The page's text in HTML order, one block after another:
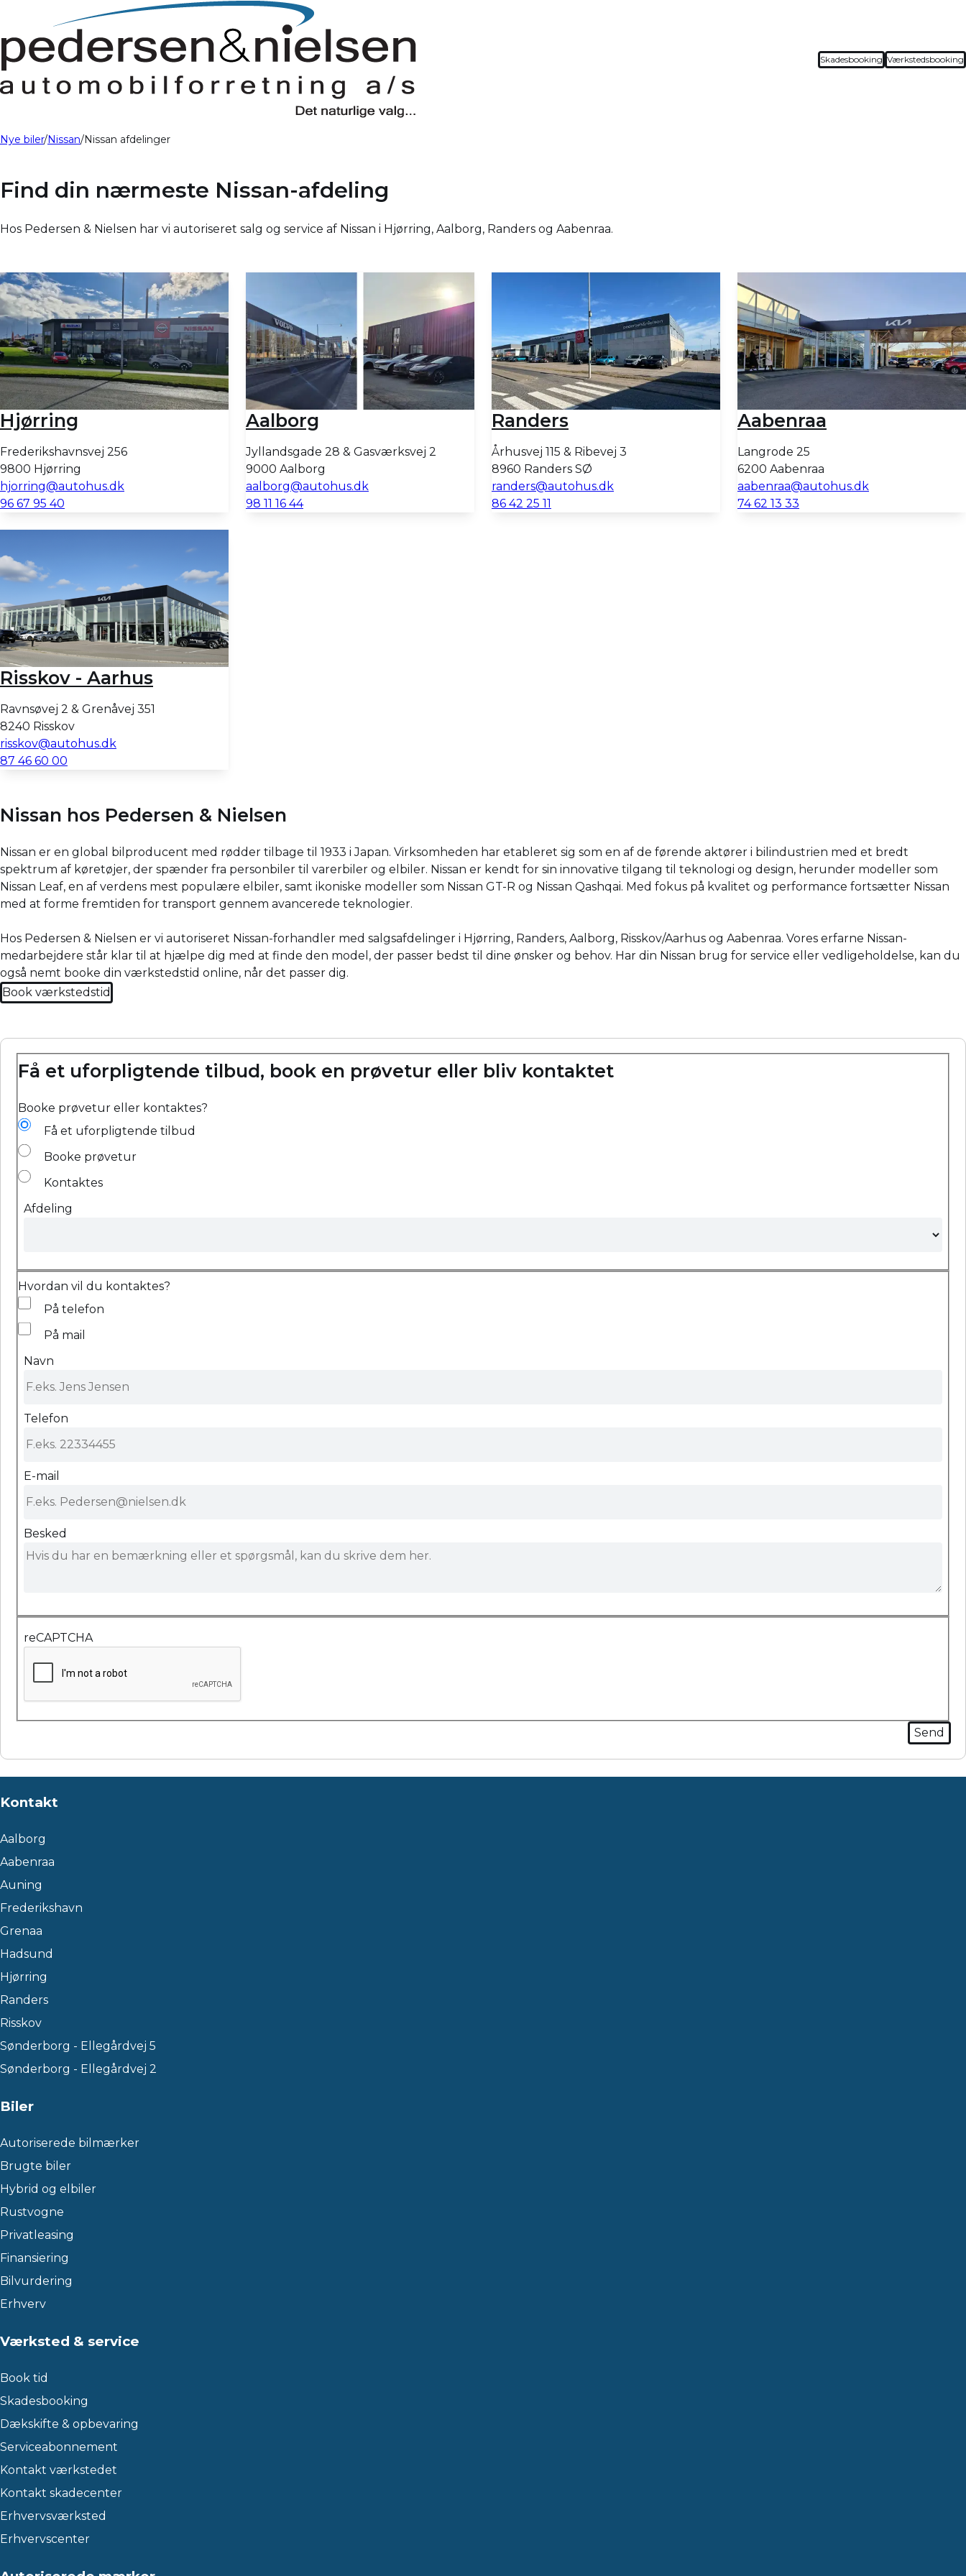
Skadesbooking Værkstedsbooking
Nye biler Nissan Nissan afdelinger
Find din nærmeste Nissan-afdeling
Hos Pedersen & Nielsen har vi autoriseret salg og service af Nissan i Hjørring, Aalborg, Randers og Aabenraa.
Hjørring
Frederikshavnsvej 256
9800 Hjørring
hjorring@autohus.dk
96 67 95 40
Aalborg
Jyllandsgade 28 & Gasværksvej 2
9000 Aalborg
aalborg@autohus.dk
98 11 16 44
Randers
Århusvej 115 & Ribevej 3
8960 Randers SØ
randers@autohus.dk
86 42 25 11
Aabenraa
Langrode 25
6200 Aabenraa
aabenraa@autohus.dk
74 62 13 33
Risskov - Aarhus
Ravnsøvej 2 & Grenåvej 351
8240 Risskov
risskov@autohus.dk
87 46 60 00
Nissan hos Pedersen & Nielsen
Nissan er en global bilproducent med rødder tilbage til 1933 i Japan. Virksomheden har etableret sig som en af de førende aktører i bilindustrien med et bredt
spektrum af køretøjer, der spænder fra personbiler til varerbiler og elbiler. Nissan er kendt for sin innovative tilgang til teknologi og design, herunder modeller som
Nissan Leaf, en af verdens mest populære elbiler, samt ikoniske modeller som Nissan GT-R og Nissan Qashqai. Med fokus på kvalitet og performance fortsætter Nissan
med at forme fremtiden for transport gennem avancerede teknologier.
Hos Pedersen & Nielsen er vi autoriseret Nissan-forhandler med salgsafdelinger i Hjørring, Randers, Aalborg, Risskov/Aarhus og Aabenraa. Vores erfarne Nissan-
medarbejdere står klar til at hjælpe dig med at finde den model, der passer bedst til dine ønsker og behov. Har din Nissan brug for service eller vedligeholdelse, kan du
også nemt booke din værkstedstid online, når det passer dig.
Book værkstedstid
Få et uforpligtende tilbud, book en prøvetur eller bliv kontaktet
Booke prøvetur eller kontaktes?
Få et uforpligtende tilbud
Booke prøvetur
Kontaktes
Afdeling
Hvordan vil du kontaktes?
På telefon
På mail
Navn
Telefon
E-mail
Besked
reCAPTCHA
Kontakt
Aalborg
Aabenraa
Auning
Frederikshavn
Grenaa
Hadsund
Hjørring
Randers
Risskov
Sønderborg - Ellegårdvej 5
Sønderborg - Ellegårdvej 2
Biler
Autoriserede bilmærker
Brugte biler
Hybrid og elbiler
Rustvogne
Privatleasing
Finansiering
Bilvurdering
Erhverv
Værksted & service
Book tid
Skadesbooking
Dækskifte & opbevaring
Serviceabonnement
Kontakt værkstedet
Kontakt skadecenter
Erhvervsværksted
Erhvervscenter